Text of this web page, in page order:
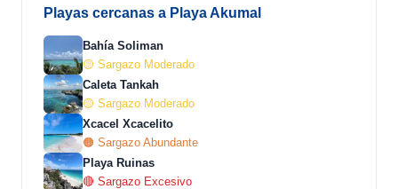
Playas cercanas a Playa Akumal
Bahía Soliman
🟡 Sargazo Moderado
Caleta Tankah
🟡 Sargazo Moderado
Xcacel Xcacelito
🟠 Sargazo Abundante
Playa Ruinas
🔴 Sargazo Excesivo